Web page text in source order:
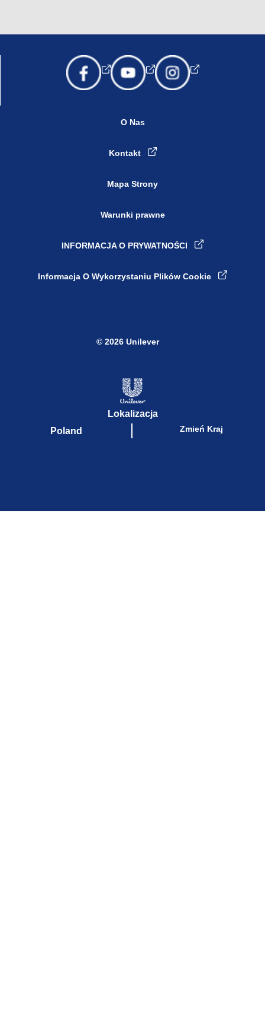
O Nas
Kontakt
Mapa Strony
Warunki prawne
INFORMACJA O PRYWATNOŚCI
Ustawienia plików cookie